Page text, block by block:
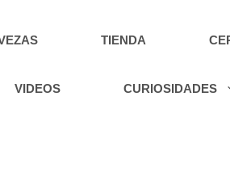
TIENDA
VIDEOS CURIOSIDADES